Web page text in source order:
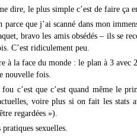
dire, le plus simple c’est de faire ça
que j’ai scanné dans mon
bravo les amis obsédés – ils se
C’est ridiculement peu.
à la face du monde : le plan à 3 avec
nouvelle fois.
fou c’est que c’est quand même le
voire plus si on fait les stats
regardées »).
sexuelles.